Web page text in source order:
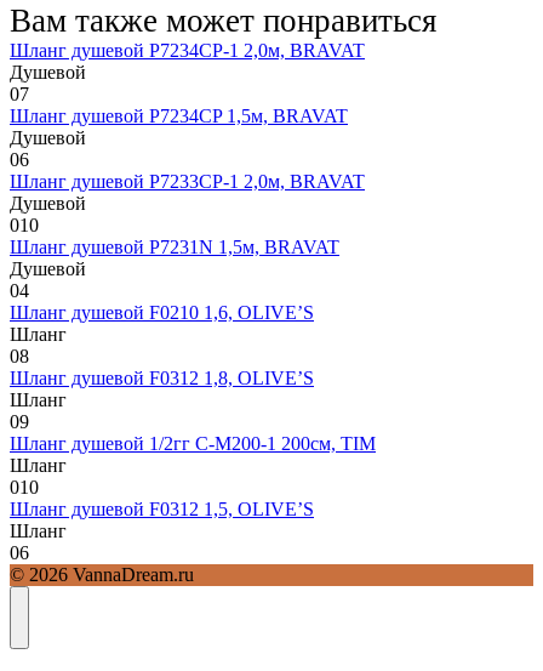
Вам также может понравиться
Шланг душевой P7234CP-1 2,0м, BRAVAT
Душевой
07
Шланг душевой P7234CP 1,5м, BRAVAT
Душевой
06
Шланг душевой P7233CP-1 2,0м, BRAVAT
Душевой
010
Шланг душевой P7231N 1,5м, BRAVAT
Душевой
04
Шланг душевой F0210 1,6, OLIVE’S
Шланг
08
Шланг душевой F0312 1,8, OLIVE’S
Шланг
09
Шланг душевой 1/2гг C-M200-1 200см, TIM
Шланг
010
Шланг душевой F0312 1,5, OLIVE’S
Шланг
06
© 2026 VannaDream.ru